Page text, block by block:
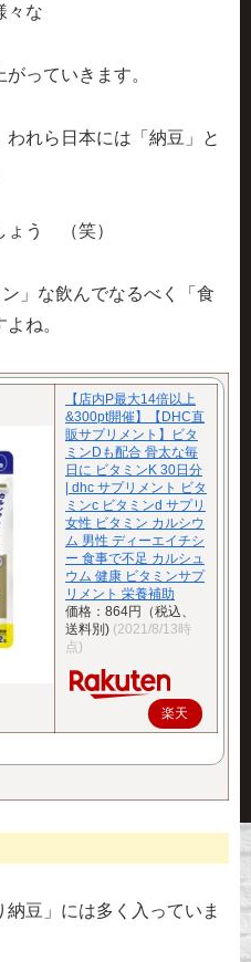
々な
っていきます。
われら日本には 「納豆」と
ょう （笑）
」な飲んでなるべく「食
ね。
【店内P最大14倍以上
&300pt開催】【DHC直
販サプリメント】ビタ
ミンDも配合 骨太な毎
日に ビタミンK 30日分
| dhc サプリメント ビタ
ミンc ビタミンd サプリ
女性 ビタミン カルシウ
ム 男性 ディーエイチシ
ー 食事で不足 カルシュ
ウム 健康 ビタミンサプ
リメント 栄養補助
価格：864円（税込、
送料別) (2021/8/13時
点)
楽天
豆」には多く入っていま